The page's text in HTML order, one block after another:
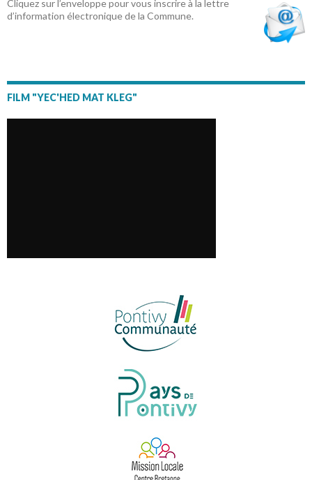
Cliquez sur l’enveloppe pour vous inscrire à la lettre
d’information électronique de la Commune.
FILM "YEC'HED MAT KLEG"